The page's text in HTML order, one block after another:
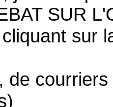
SUR
sur
de